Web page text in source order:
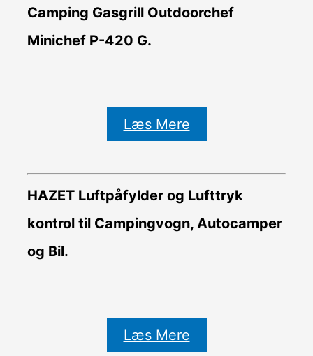
Camping Gasgrill Outdoorchef
Minichef P-420 G.
Læs Mere
HAZET Luftpåfylder og Lufttryk
kontrol til Campingvogn, Autocamper
og Bil.
Læs Mere